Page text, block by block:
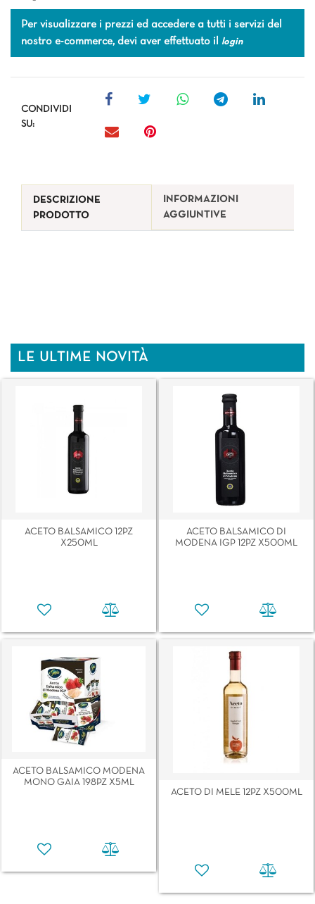
Per visualizzare i prezzi ed accedere a tutti i servizi del
nostro e-commerce, devi aver effettuato il login
CONDIVIDI
SU:
DESCRIZIONE
PRODOTTO
INFORMAZIONI
AGGIUNTIVE
LE ULTIME NOVITÀ
ACETO BALSAMICO 12PZ
X250ML
ACETO BALSAMICO DI
MODENA IGP 12PZ X500ML
ACETO BALSAMICO MODENA
MONO GAIA 198PZ X5ML
ACETO DI MELE 12PZ X500ML